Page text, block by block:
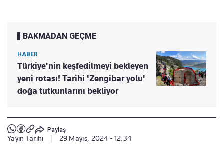
BAKMADAN GEÇME
HABER
Türkiye'nin keşfedilmeyi bekleyen
yeni rotası! Tarihi 'Zengibar yolu'
doğa tutkunlarını bekliyor
Paylaş
Yayın Tarihi 29 Mayıs, 2024 - 12:34